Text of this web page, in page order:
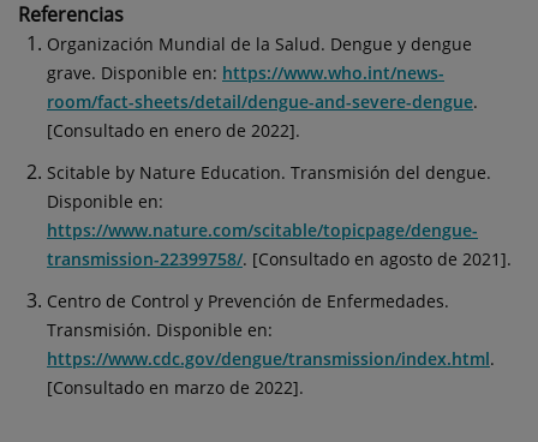
Referencias
Organización Mundial de la Salud. Dengue y dengue
grave. Disponible en: https://www.who.int/news-
room/fact-sheets/detail/dengue-and-severe-dengue.
[Consultado en enero de 2022].
Scitable by Nature Education. Transmisión del dengue.
Disponible en:
https://www.nature.com/scitable/topicpage/dengue-
transmission-22399758/. [Consultado en agosto de 2021].
Centro de Control y Prevención de Enfermedades.
Transmisión. Disponible en:
https://www.cdc.gov/dengue/transmission/index.html.
[Consultado en marzo de 2022].